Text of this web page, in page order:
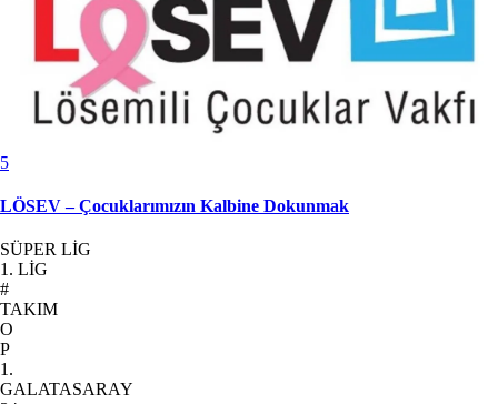
5
LÖSEV – Çocuklarımızın Kalbine Dokunmak
SÜPER LİG
1. LİG
#
TAKIM
O
P
1.
GALATASARAY